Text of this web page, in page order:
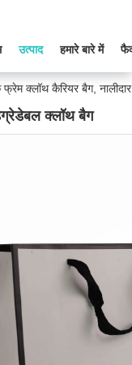
उत्पाद हमारे बारे में
क्लॉथ कैरियर बैग,
क्लॉथ बैग